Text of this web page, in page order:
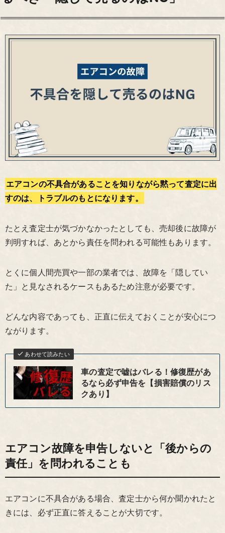
エアコンの不具合があることを知りながら黙って査定に出
すのは、トラブルのもとになります。
たとえ査定士が気づかなかったとしても、売却後に故障が
判明すれば、あとから責任を問われる可能性もあります。
とくに個人間売買や一部の業者では、故障を「隠してい
た」と見なされるケースもあるため注意が必要です。
どんな内容であっても、正直に伝えておくことが安心につ
ながります。
あわせて読みたい
車の査定で嘘はバレる！修復歴があ
るなら必ず申告を【損害賠償のリス
クあり】
エアコン故障を申告しないと「後からの
責任」を問われることも
エアコンに不具合がある場合、査定士から何か聞かれたと
きには、必ず正直に答えることが大切です。